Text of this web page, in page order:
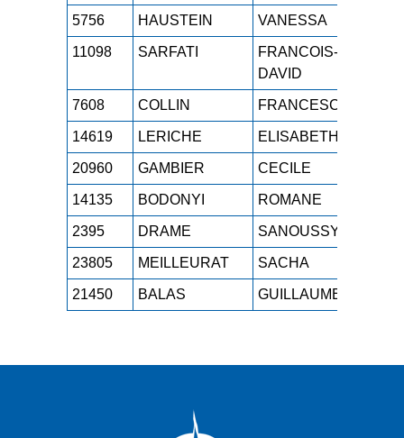
5756 HAUSTEIN VANESSA
11098 SARFATI
FRANCOIS-
DAVID
7608 COLLIN FRANCESCA
14619 LERICHE ELISABETH
20960 GAMBIER CECILE
14135 BODONYI ROMANE
2395 DRAME SANOUSSY
23805 MEILLEURAT SACHA
21450 BALAS GUILLAUME